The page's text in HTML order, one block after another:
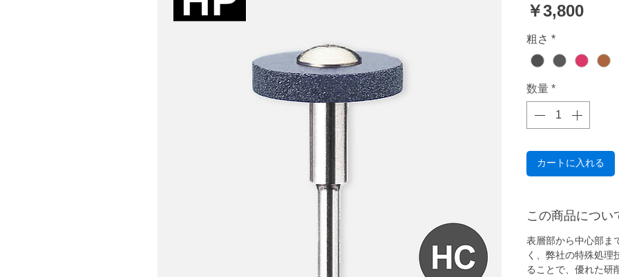
￥3,800価
粗さ *
数量 *
カートに入れる
この商品につい
表層部から中心部ま
く、弊社の特殊処理
ることで、優れた研